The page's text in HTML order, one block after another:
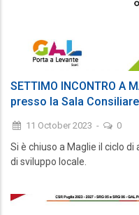
SETTIMO INCONTRO A
presso la Sala
11 October 2023 - 0
Si è chiuso a Maglie il ciclo
di sviluppo locale.